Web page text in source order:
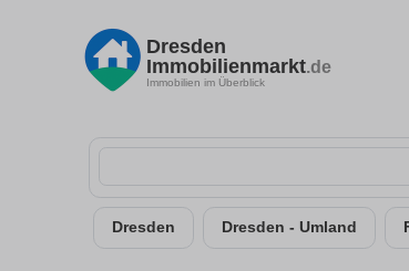
Dresden
Immobilienmarkt.de
Immobilien im Überblick
Dresden Dresden - Umland